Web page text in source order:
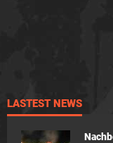
LASTEST NEWS